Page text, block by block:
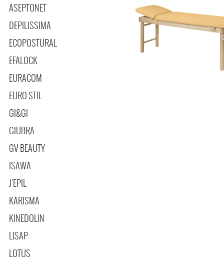
ASEPTONET
DEPILISSIMA
ECOPOSTURAL
EFALOCK
EURACOM
EURO STIL
GI&GI
GIUBRA
GV BEAUTY
ISAWA
J'EPIL
KARISMA
KINEDOLIN
LISAP
LOTUS